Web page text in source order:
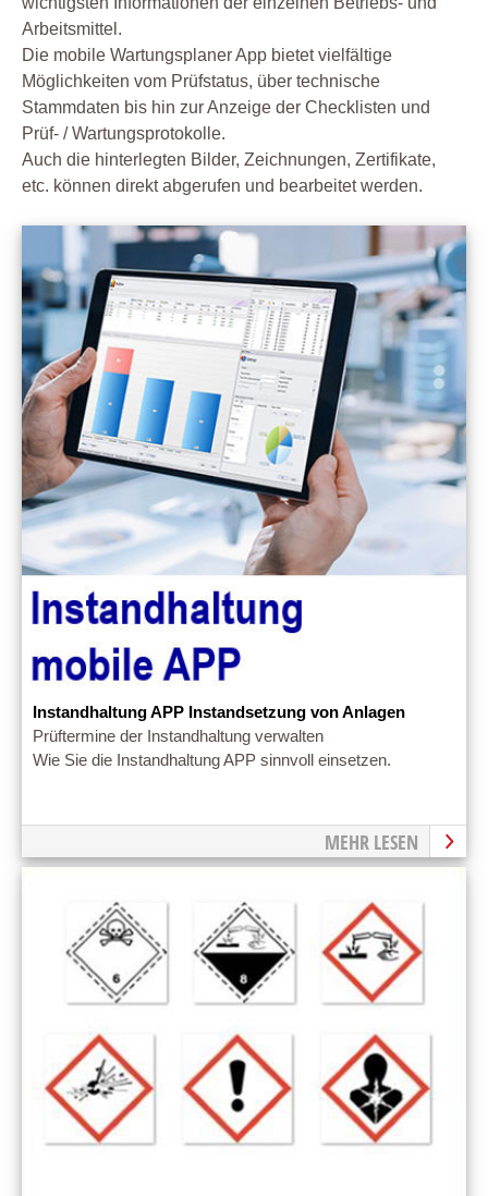
Arbeitsmittel.
Die mobile Wartungsplaner App bietet vielfältige
Möglichkeiten vom Prüfstatus, über technische
Stammdaten bis hin zur Anzeige der Checklisten und
Prüf- / Wartungsprotokolle.
Auch die hinterlegten Bilder, Zeichnungen, Zertifikate,
etc. können direkt abgerufen und bearbeitet werden.
Instandhaltung APP Instandsetzung von Anlagen
Prüftermine der Instandhaltung verwalten
Wie Sie die Instandhaltung APP sinnvoll einsetzen.
MEHR LESEN